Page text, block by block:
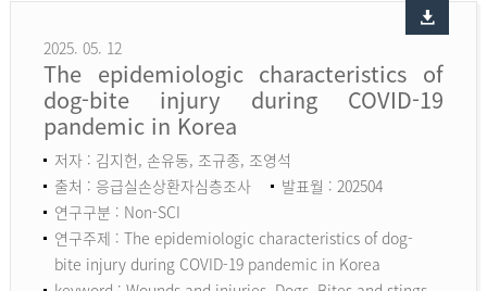
2025. 05. 12
The epidemiologic characteristics of
dog-bite injury during COVID-19
pandemic in Korea
저자 : 김지헌, 손유동, 조규종, 조영석
출처 : 응급실손상환자심층조사
발표월 : 202504
연구구분 : Non-SCI
연구주제 : The epidemiologic characteristics of dog-
bite injury during COVID-19 pandemic in Korea